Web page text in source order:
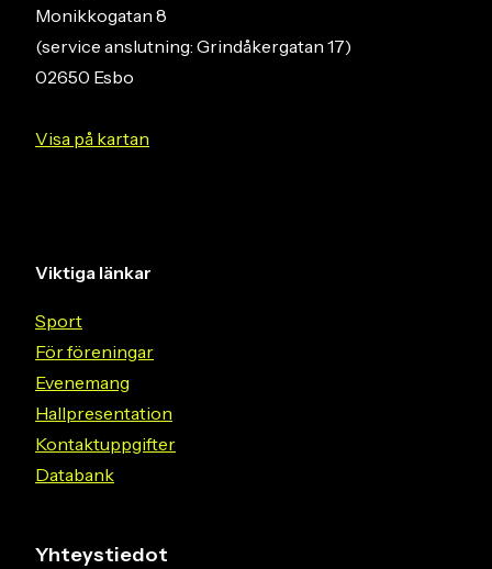
Monikkogatan 8
(service anslutning: Grindåkergatan 17)
02650 Esbo
Visa på kartan
Viktiga länkar
Sport
För föreningar
Evenemang
Hallpresentation
Kontaktuppgifter
Databank
Yhteystiedot